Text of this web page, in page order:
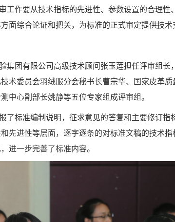
工作要从技术指标的先进性、参数设置的合理性
面综合论证和把关，为标准的正式审定提供技术
集团有限公司高级技术顾问张玉莲担任评审组
术委员会羽绒服分会秘书长曹宗华、国家皮革
中心副部长姚静等五位专家组成评审组。
了标准编制说明，征求意见的答复和主要修订
先进性等层面，逐字逐条的对标准文稿的技术
进一步完善了标准内容。